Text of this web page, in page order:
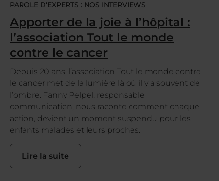
PAROLE D'EXPERTS : NOS INTERVIEWS
Apporter de la joie à l’hôpital :
l’association Tout le monde
contre le cancer
Depuis 20 ans, l’association Tout le monde contre
le cancer met de la lumière là où il y a souvent de
l’ombre. Fanny Pelpel, responsable
communication, nous raconte comment chaque
action, devient un moment suspendu pour les
enfants malades et leurs proches.
Lire la suite